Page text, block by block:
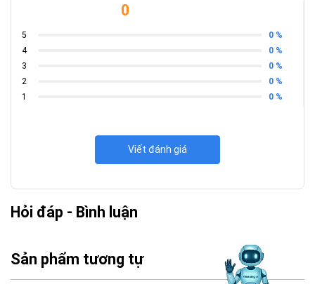
0
5
0 %
4
0 %
3
0 %
2
0 %
1
0 %
Viết đánh giá
Hỏi đáp - Bình luận
Sản phẩm tương tự